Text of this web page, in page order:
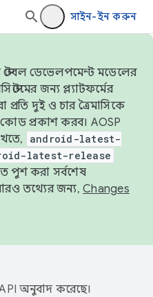
সাইন-ইন করুন
ডেভেলপমেন্ট মডেলের
জন্য প্ল্যাটফর্মের
প্রতি দুই ও চার ত্রৈমাসিকে
প্রকাশ করব। AOSP
android-latest-
latest-release
তে পুশ করা সর্বশেষ
তথ্যের জন্য, Changes
অনুবাদ করেছে।